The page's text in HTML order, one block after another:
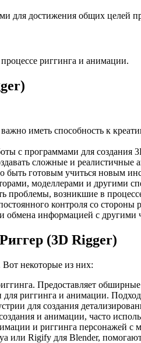
для достижения общих целей
риггинга и анимации.
важно иметь способность к
с программами для создания
сложные и
быть готовым учиться новым
моделлерами и другими
проблемы, возникшие в
контроля со стороны
обмена информацией с другими
(3D Rigger)
Вот некоторые из них:
Предоставляет обширные
риггинга и анимации.
для создания
и анимации, часто
и риггинга персонажей
или Rigify для Blender,